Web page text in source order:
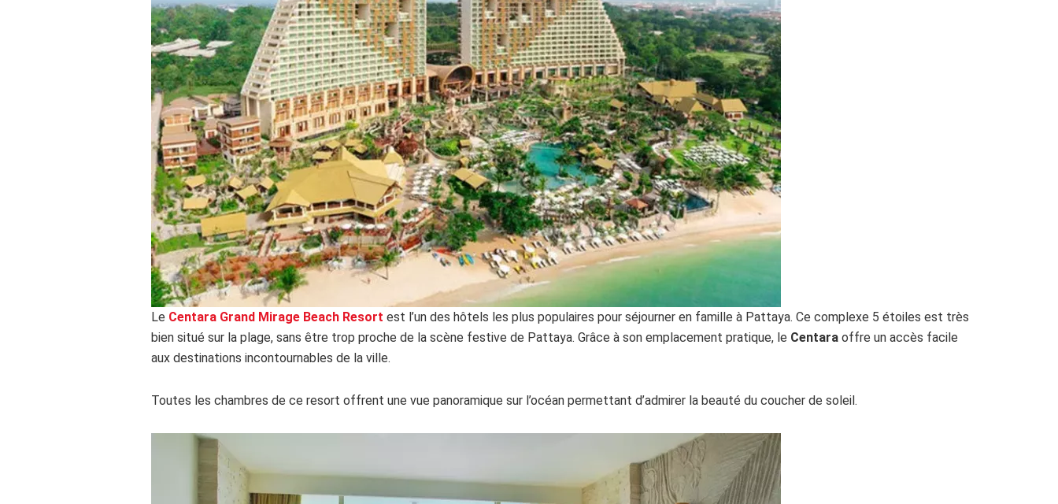
Le Centara Grand Mirage Beach Resort est l’un des hôtels les plus populaires pour séjourner en famille à Pattaya. Ce complexe 5 étoiles est très
bien situé sur la plage, sans être trop proche de la scène festive de Pattaya. Grâce à son emplacement pratique, le Centara offre un accès facile
aux destinations incontournables de la ville.
Toutes les chambres de ce resort offrent une vue panoramique sur l’océan permettant d’admirer la beauté du coucher de soleil.